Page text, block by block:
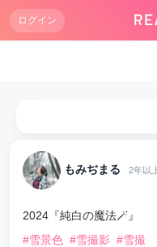
ログイン
もみぢまる 2年以
2024『純白の魔法🪄』
#雪景色 #雪撮影 #雪撮